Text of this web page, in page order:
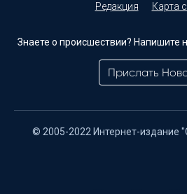
Редакция Карта
Знаете о происшествии? Напишите
Прислать
© 2005-2022 Интернет-издание